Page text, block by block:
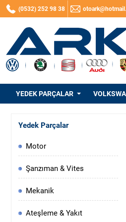
(0532) 252 98 38
YEDEK PARÇALAR
Yedek Parçalar
Motor
Şanzıman & Vites
Mekanik
Ateşleme & Yakıt